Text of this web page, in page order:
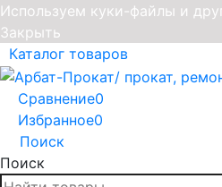
Используем куки-файлы и
Закрыть
Каталог товаров
Сравнение0
Избранное0
Поиск
Поиск